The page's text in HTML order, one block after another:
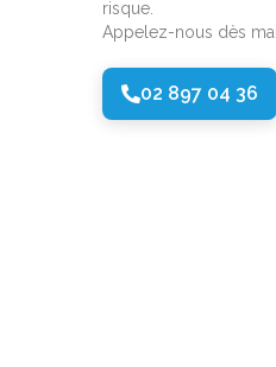
risque.
Appelez-nous dès
02 897 04 36